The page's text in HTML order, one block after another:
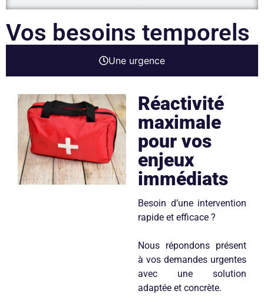
Vos besoins temporels
Une urgence
Réactivité
maximale
pour vos
enjeux
immédiats
Besoin d’une intervention
rapide et efficace ?
Nous répondons présent
à vos demandes urgentes
avec une solution
adaptée et concrète.